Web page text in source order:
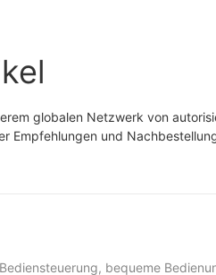
globalen Netzwerk von
Empfehlungen und
bequeme